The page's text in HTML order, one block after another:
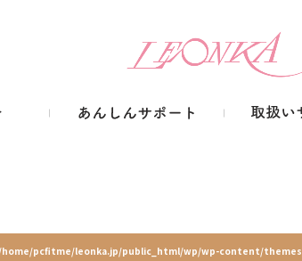
/home/pcfitme/leonka.jp/public_html/wp/wp-content/